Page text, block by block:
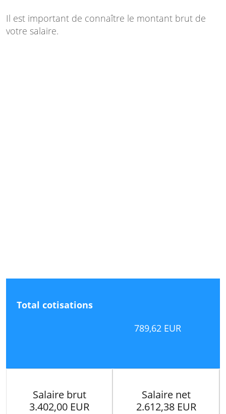
Il est important de connaître le montant brut de
votre salaire.
Total cotisations
789,62 EUR
Salaire brut
3.402,00 EUR
Salaire net
2.612,38 EUR